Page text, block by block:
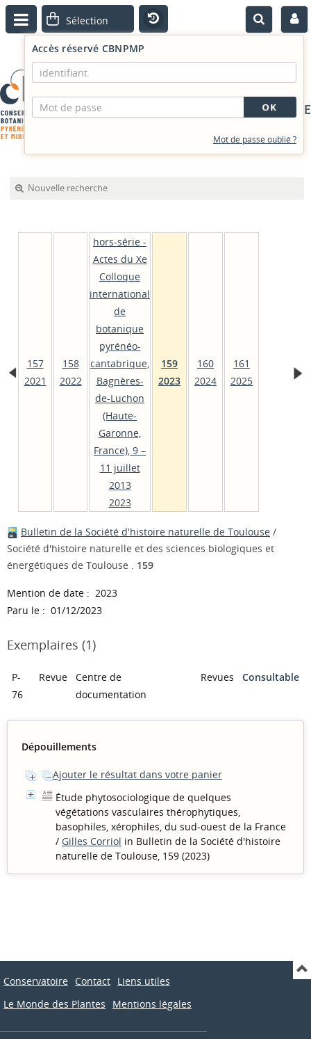
PORTAIL DOCUMENTAIRE
Accès réservé CBNPMP
Mot de passe oublié ?
Nouvelle recherche
157
2021
158
2022
hors-série -
Actes du Xe
Colloque
international
de
botanique
pyrénéo-
cantabrique,
Bagnères-
de-Luchon
(Haute-
Garonne,
France), 9 –
11 juillet
2013
2023
159
2023
160
2024
161
2025
Bulletin de la Société d'histoire naturelle de Toulouse /
Société d'histoire naturelle et des sciences biologiques et
énergétiques de Toulouse . 159
Mention de date : 2023
Paru le : 01/12/2023
Exemplaires (1)
P-
76
Revue
Centre de
documentation
Revues Consultable
Dépouillements
Ajouter le résultat dans votre panier
Étude phytosociologique de quelques
végétations vasculaires thérophytiques,
basophiles, xérophiles, du sud-ouest de la France
/ Gilles Corriol in Bulletin de la Société d'histoire
naturelle de Toulouse, 159 (2023)
Conservatoire Contact Liens utiles
Le Monde des Plantes
Mentions légales